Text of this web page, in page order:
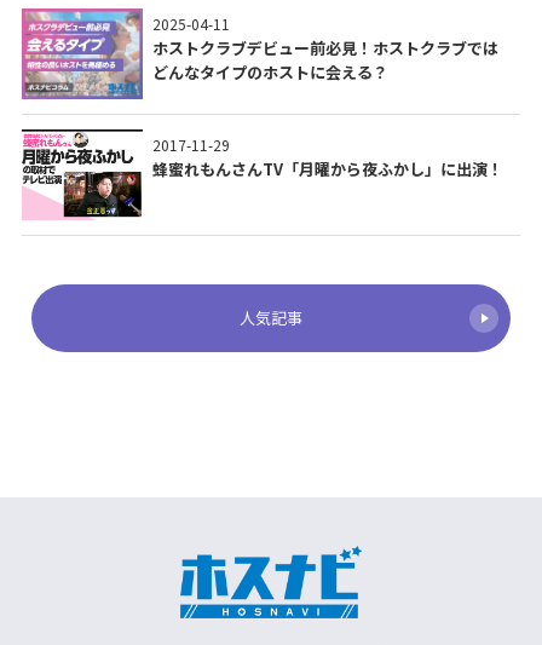
2025-04-11
ホストクラブデビュー前必見！ホストクラブでは
どんなタイプのホストに会える？
2017-11-29
蜂蜜れもんさんTV「月曜から夜ふかし」に出演！
人気記事